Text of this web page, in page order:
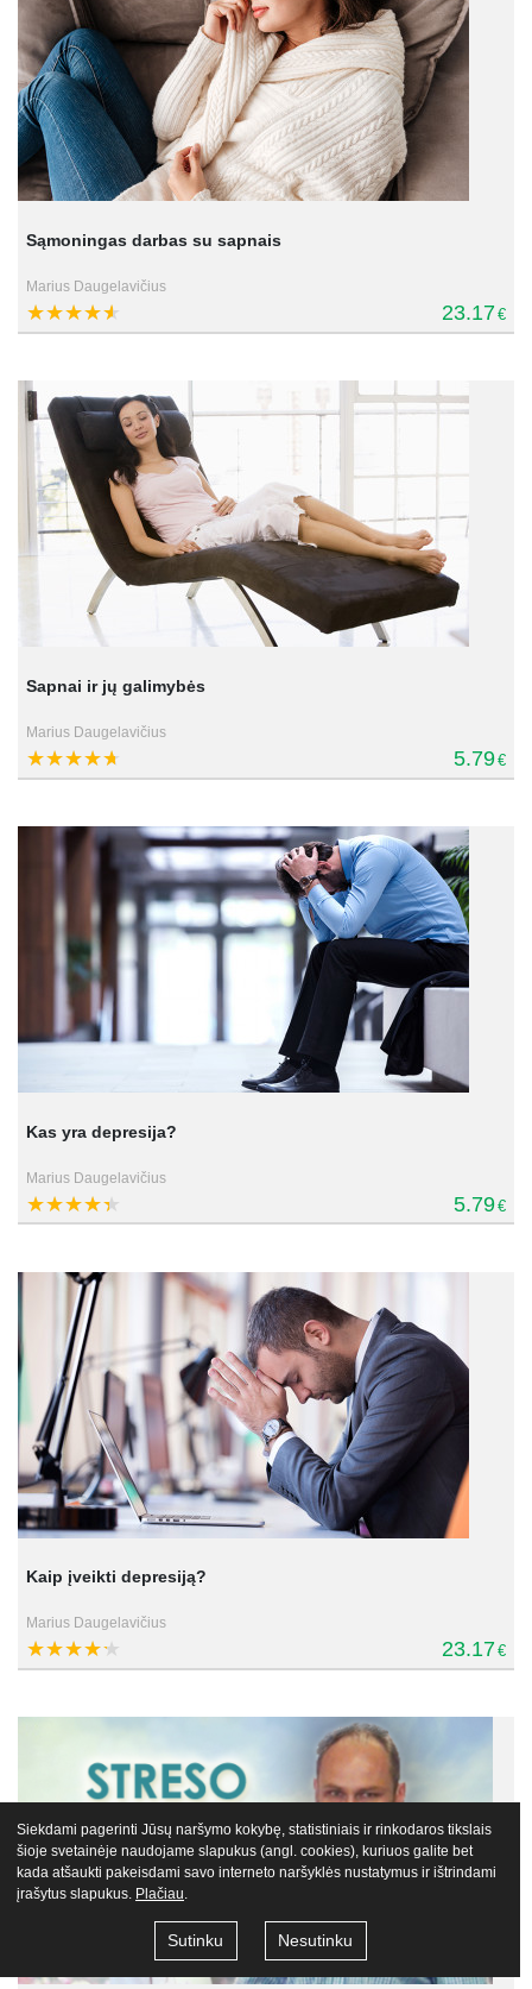
Sąmoningas darbas su sapnais
Marius Daugelavičius
23.17€
Sapnai ir jų galimybės
Marius Daugelavičius
5.79€
Kas yra depresija?
Marius Daugelavičius
5.79€
Kaip įveikti depresiją?
Marius Daugelavičius
23.17€
Siekdami pagerinti Jūsų naršymo kokybę, statistiniais ir rinkodaros tikslais
šioje svetainėje naudojame slapukus (angl. cookies), kuriuos galite bet
kada atšaukti pakeisdami savo interneto naršyklės nustatymus ir ištrindami
įrašytus slapukus. Plačiau
Sutinku Nesutinku